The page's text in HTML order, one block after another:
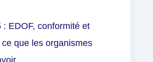
: EDOF, conformité et
que les organismes